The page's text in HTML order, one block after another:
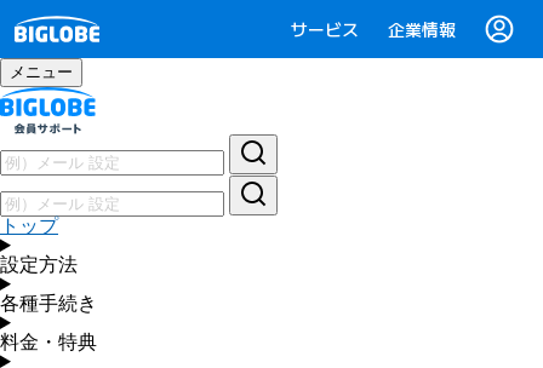
サービス 企業情報
メニュー
トップ
設定方法
各種手続き
料金・特典